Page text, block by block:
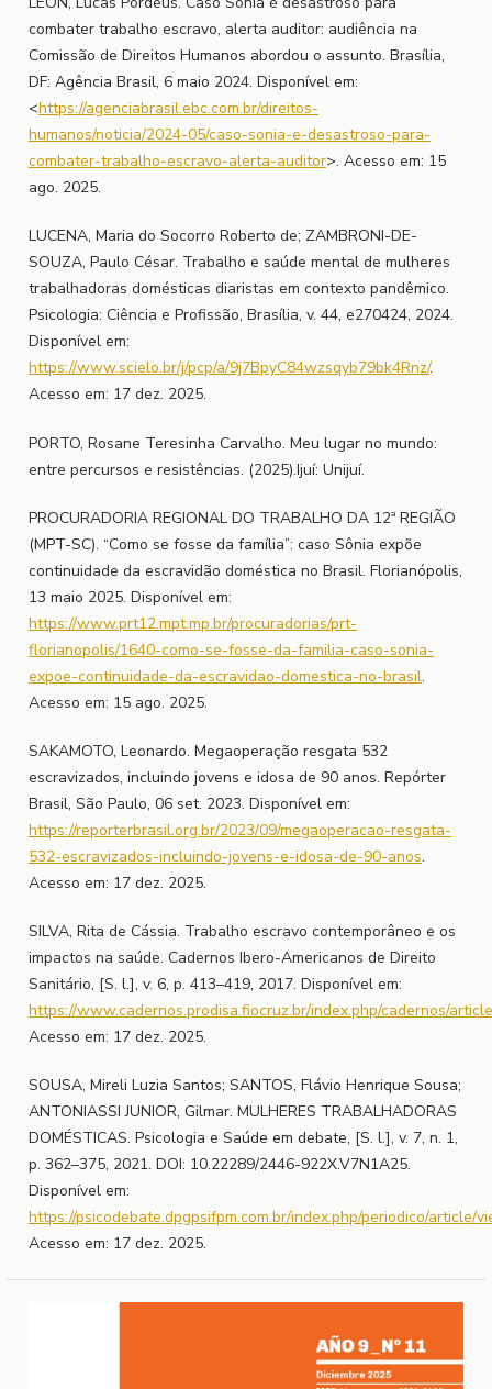
combater trabalho escravo, alerta auditor: audiência na
Comissão de Direitos Humanos abordou o assunto. Brasília,
DF: Agência Brasil, 6 maio 2024. Disponível em:
<https://agenciabrasil.ebc.com.br/direitos-
humanos/noticia/2024-05/caso-sonia-e-desastroso-para-
combater-trabalho-escravo-alerta-auditor>. Acesso em: 15
ago. 2025.
LUCENA, Maria do Socorro Roberto de; ZAMBRONI-DE-
SOUZA, Paulo César. Trabalho e saúde mental de mulheres
trabalhadoras domésticas diaristas em contexto pandêmico.
Psicologia: Ciência e Profissão, Brasília, v. 44, e270424, 2024.
Disponível em:
https://www.scielo.br/j/pcp/a/9j7BpyC84wzsqyb79bk4Rnz/.
Acesso em: 17 dez. 2025.
PORTO, Rosane Teresinha Carvalho. Meu lugar no mundo:
entre percursos e resistências. (2025).Ijuí: Unijuí.
PROCURADORIA REGIONAL DO TRABALHO DA 12ª REGIÃO
(MPT-SC). “Como se fosse da família”: caso Sônia expõe
continuidade da escravidão doméstica no Brasil. Florianópolis,
13 maio 2025. Disponível em:
https://www.prt12.mpt.mp.br/procuradorias/prt-
florianopolis/1640-como-se-fosse-da-familia-caso-sonia-
expoe-continuidade-da-escravidao-domestica-no-brasil.
Acesso em: 15 ago. 2025.
SAKAMOTO, Leonardo. Megaoperação resgata 532
escravizados, incluindo jovens e idosa de 90 anos. Repórter
Brasil, São Paulo, 06 set. 2023. Disponível em:
https://reporterbrasil.org.br/2023/09/megaoperacao-resgata-
532-escravizados-incluindo-jovens-e-idosa-de-90-anos.
Acesso em: 17 dez. 2025.
SILVA, Rita de Cássia. Trabalho escravo contemporâneo e os
impactos na saúde. Cadernos Ibero-Americanos de Direito
Sanitário, [S. l.], v. 6, p. 413–419, 2017. Disponível em:
https://www.cadernos.prodisa.fiocruz.br/index.php/cadernos/
Acesso em: 17 dez. 2025.
SOUSA, Mireli Luzia Santos; SANTOS, Flávio Henrique Sousa;
ANTONIASSI JUNIOR, Gilmar. MULHERES TRABALHADORAS
DOMÉSTICAS. Psicologia e Saúde em debate, [S. l.], v. 7, n. 1,
p. 362–375, 2021. DOI: 10.22289/2446-922X.V7N1A25.
Disponível em:
https://psicodebate.dpgpsifpm.com.br/index.php/periodico/article/
Acesso em: 17 dez. 2025.